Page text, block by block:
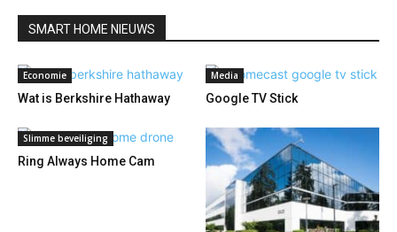
SMART HOME NIEUWS
Economie
Wat is Berkshire Hathaway
Media
Google TV Stick
Slimme beveiliging
Ring Always Home Cam